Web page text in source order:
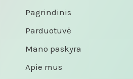
Pagrindinis
Parduotuvė
Mano paskyra
Apie mus